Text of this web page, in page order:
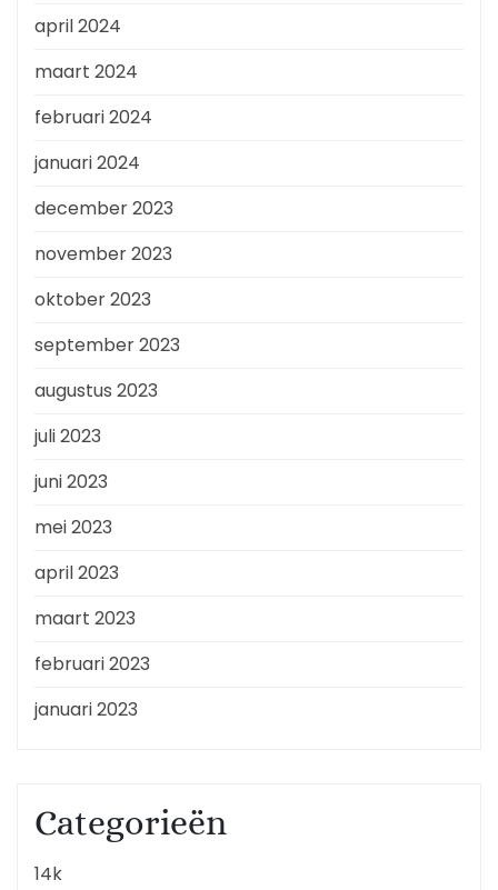
april 2024
maart 2024
februari 2024
januari 2024
december 2023
november 2023
oktober 2023
september 2023
augustus 2023
juli 2023
juni 2023
mei 2023
april 2023
maart 2023
februari 2023
januari 2023
Categorieën
14k